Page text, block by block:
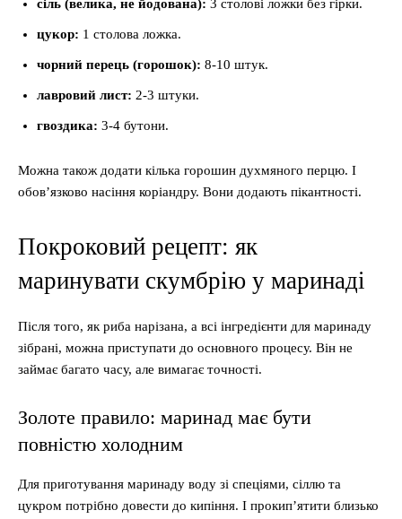
сіль (велика, не йодована): 3 столові ложки без гірки.
цукор: 1 столова ложка.
чорний перець (горошок): 8-10 штук.
лавровий лист: 2-3 штуки.
гвоздика: 3-4 бутони.
Можна також додати кілька горошин духмяного перцю. І
обов’язково насіння коріандру. Вони додають пікантності.
Покроковий рецепт: як
маринувати скумбрію у маринаді
Після того, як риба нарізана, а всі інгредієнти для маринаду
зібрані, можна приступати до основного процесу. Він не
займає багато часу, але вимагає точності.
Золоте правило: маринад має бути
повністю холодним
Для приготування маринаду воду зі спеціями, сіллю та
цукром потрібно довести до кипіння. І прокип’ятити близько